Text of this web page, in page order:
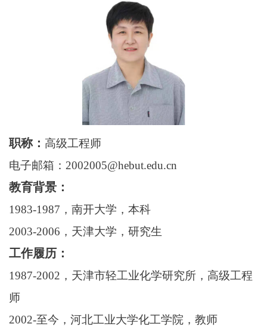
职称： 高级工程师
电子邮箱：2002005@hebut.edu.cn
教育背景：
1983-1987，南开大学，本科
2003-2006，天津大学，研究生
工作履历：
1987-2002，天津市轻工业化学研究所，高级工程
师
2002-至今，河北工业大学化工学院，教师